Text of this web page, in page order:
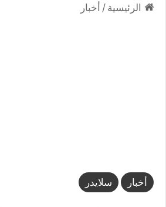
الرئيسية / أخبار
أخبار سلايدر